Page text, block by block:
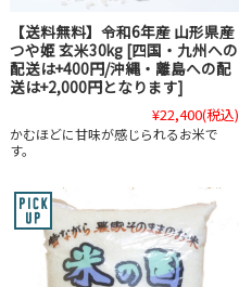
【送料無料】令和6年産 山形県産
つや姫 玄米30kg [四国・九州への
配送は+400円/沖縄・離島への配
送は+2,000円となります]
¥22,400(税込)
かむほどに甘味が感じられるお米で
す。